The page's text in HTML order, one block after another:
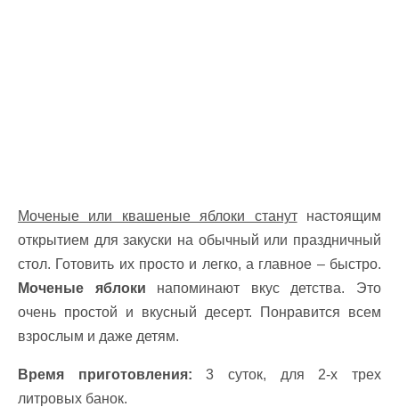
Моченые или квашеные яблоки станутнастоящим
открытием для закуски на обычный или праздничный
стол. Готовить их просто и легко, а главное – быстро.
Моченые яблоки напоминают вкус детства. Это
очень простой и вкусный десерт. Понравится всем
взрослым и даже детям.
Время приготовления: 3 суток, для 2-х трех
литровых банок.